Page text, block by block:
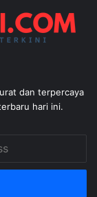
dan terpercaya
hari ini.